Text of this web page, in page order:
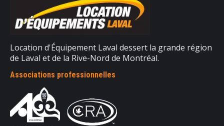
Location d'Équipement Laval dessert la grande région
de Laval et de la Rive-Nord de Montréal.
Associations professionnelles